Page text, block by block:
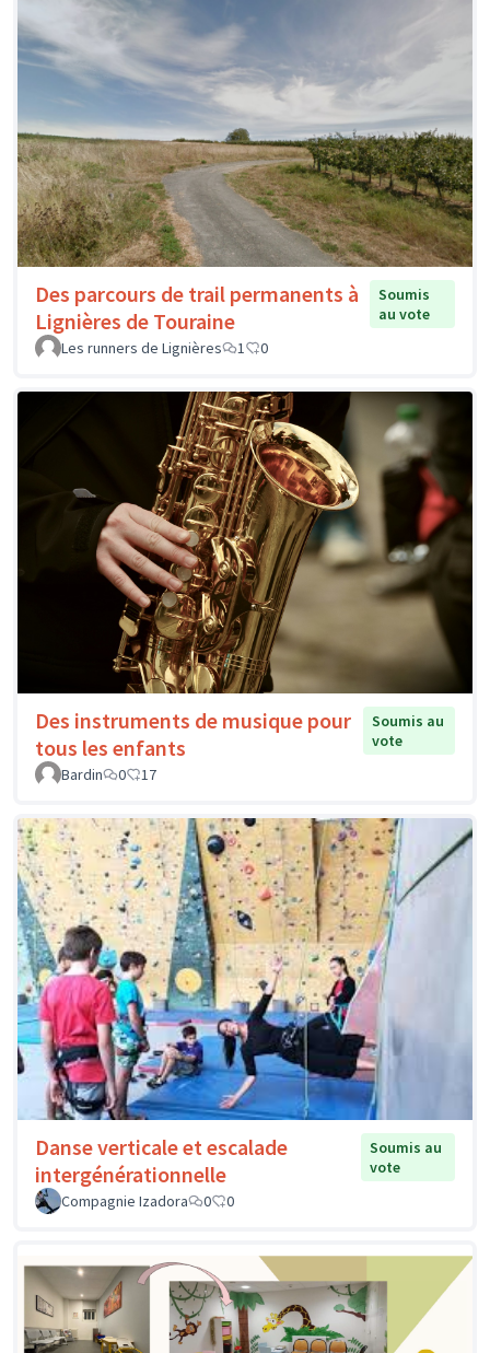
Des parcours de trail permanents à
Lignières de Touraine
Soumis
au vote
Les runners de Lignières
1 0
Des instruments de musique pour
tous les enfants
Soumis au
vote
Bardin
0 17
Danse verticale et escalade
intergénérationnelle
Soumis au
vote
Compagnie Izadora
0 0